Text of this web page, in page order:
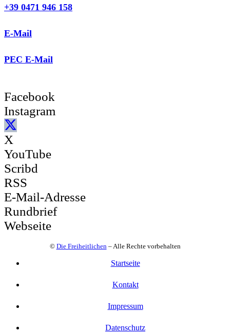
+39 0471 946 158
E-Mail
PEC E-Mail
Facebook
Instagram
X
YouTube
Scribd
RSS
E-Mail-Adresse
Rundbrief
Webseite
© Die Freiheitlichen– Alle Rechte vorbehalten
Startseite
Kontakt
Impressum
Datenschutz